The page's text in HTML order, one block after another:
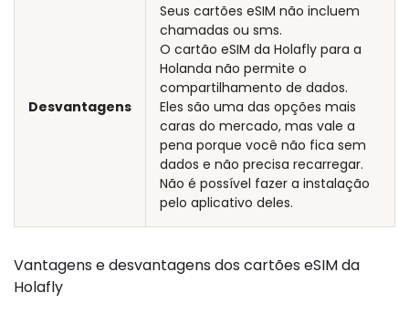
Desvantagens
Seus cartões eSIM não incluem
chamadas ou sms.
O cartão eSIM da Holafly para a
Holanda não permite o
compartilhamento de dados.
Eles são uma das opções mais
caras do mercado, mas vale a
pena porque você não fica sem
dados e não precisa recarregar.
Não é possível fazer a instalação
pelo aplicativo deles.
Vantagens e desvantagens dos cartões eSIM da
Holafly